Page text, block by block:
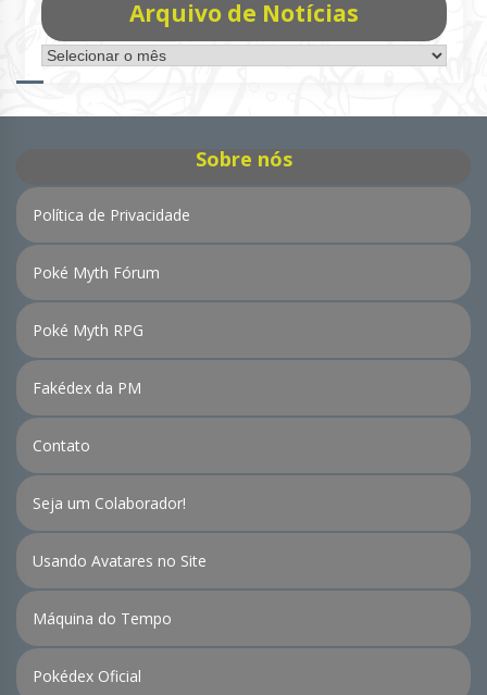
Arquivo de Notícias
Arquivo
de
Sobre nós
Política de Privacidade
Poké Myth Fórum
Poké Myth RPG
Fakédex da PM
Contato
Seja um Colaborador!
Usando Avatares no Site
Máquina do Tempo
Pokédex Oficial